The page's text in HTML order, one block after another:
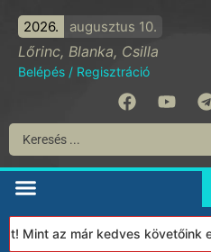
2026. augusztus 10.
Lőrinc, Blanka, Csilla
Belépés / Regisztráció
Mint az már kedves követőink